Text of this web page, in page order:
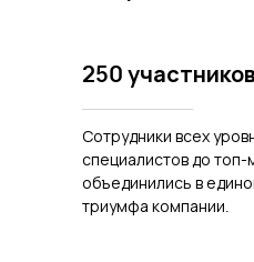
250 участников
Сотрудники всех
специалистов до
объединились в
триумфа компании.